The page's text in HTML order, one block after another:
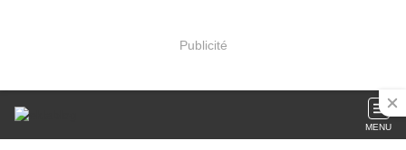
Publicité
MENU